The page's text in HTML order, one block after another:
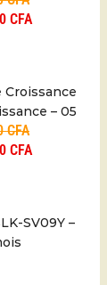
CFA
– 05
CFA
CFA
SV09Y –